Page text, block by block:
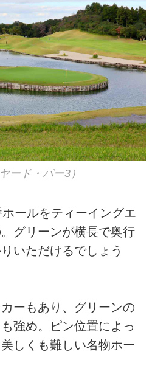
ード・パー3）
ールをティーイングエ
グリーンが横長で奥行
いただけるでしょう
ーもあり、グリーンの
強め。ピン位置によっ
しくも難しい名物ホー